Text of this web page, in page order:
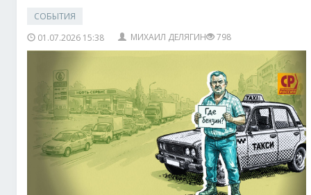
СОБЫТИЯ
01.07.2026 15:38
МИХАИЛ ДЕЛЯГИН 798